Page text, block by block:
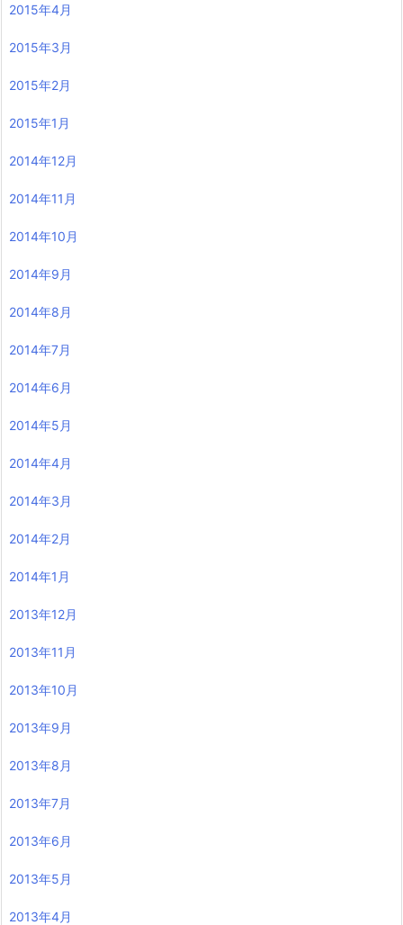
2015年4月
2015年3月
2015年2月
2015年1月
2014年12月
2014年11月
2014年10月
2014年9月
2014年8月
2014年7月
2014年6月
2014年5月
2014年4月
2014年3月
2014年2月
2014年1月
2013年12月
2013年11月
2013年10月
2013年9月
2013年8月
2013年7月
2013年6月
2013年5月
2013年4月